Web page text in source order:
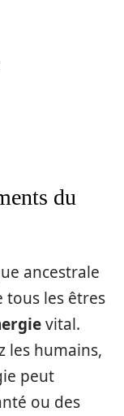
du
ancestrale
tous les êtres
vital.
les humains,
peut
ou des